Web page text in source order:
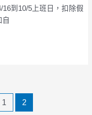
到10/5上班日，扣除假
1 2